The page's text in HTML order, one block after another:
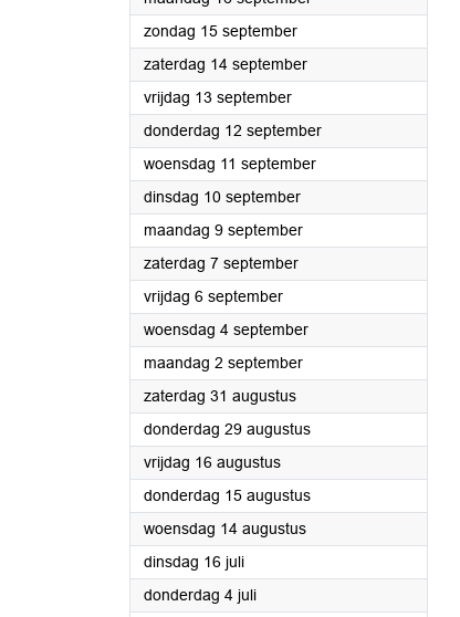
zondag 15 september2024
zaterdag 14 september2024
vrijdag 13 september2024
donderdag 12 september2024
woensdag 11 september2024
dinsdag 10 september2024
maandag 9 september2024
zaterdag 7 september2024
vrijdag 6 september2024
woensdag 4 september2024
maandag 2 september2024
zaterdag 31 augustus2024
donderdag 29 augustus2024
vrijdag 16 augustus2024
donderdag 15 augustus2024
woensdag 14 augustus2024
dinsdag 16 juli2024
donderdag 4 juli2024